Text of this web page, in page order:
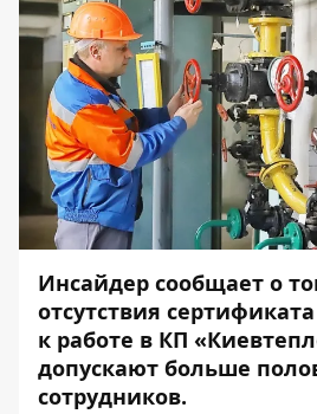
Инсайдер сообщает о
отсутствия
к работе в КП «
допускают больше
сотрудников.